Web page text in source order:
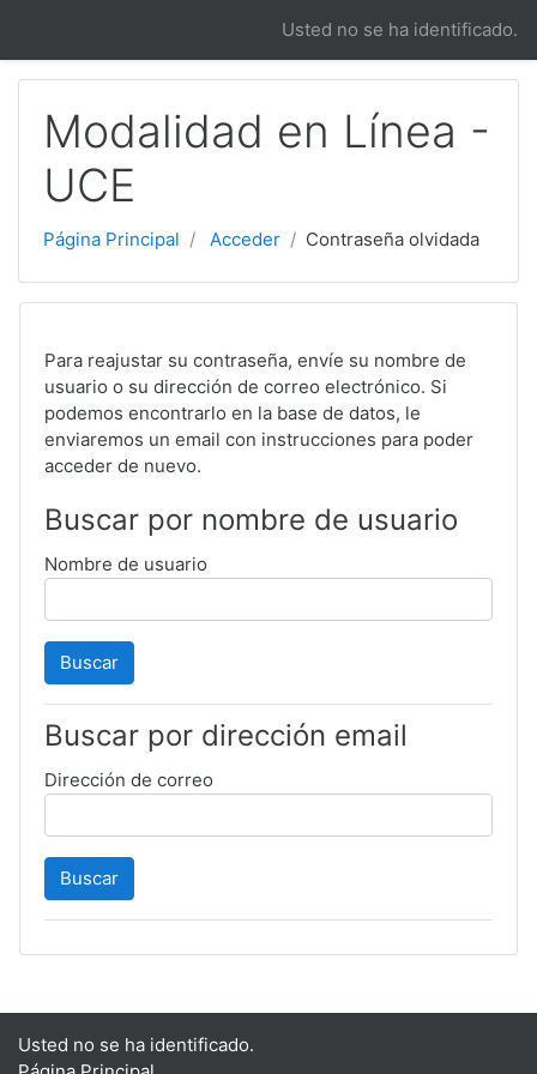
Usted no se ha identificado.
Modalidad en Línea -
UCE
Página Principal Acceder Contraseña olvidada
Para reajustar su contraseña, envíe su nombre de
usuario o su dirección de correo electrónico. Si
podemos encontrarlo en la base de datos, le
enviaremos un email con instrucciones para poder
acceder de nuevo.
Buscar por nombre de usuario
Nombre de usuario
Buscar por dirección email
Dirección de correo
Usted no se ha identificado.